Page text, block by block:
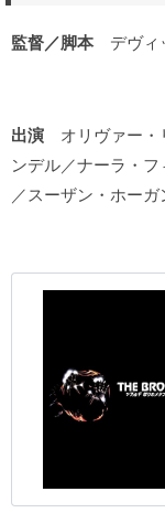
監督／脚本デヴィ
出演 オリヴァー・
ンデル／ナーラ・
／スーザン・ホー